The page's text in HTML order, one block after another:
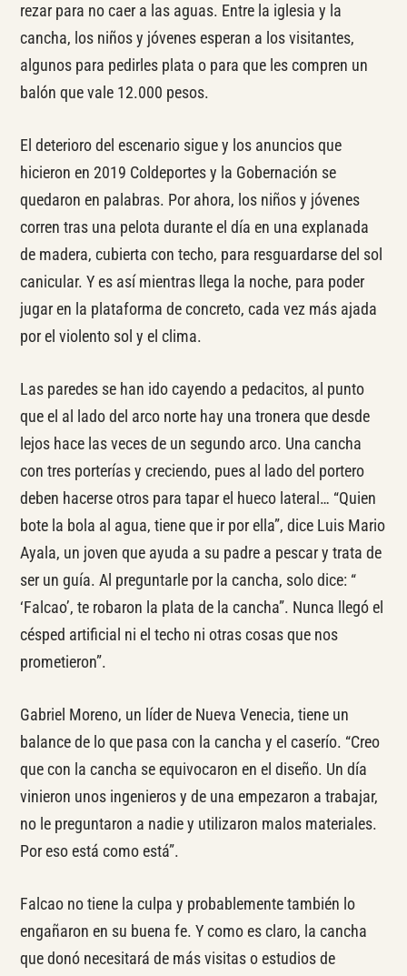
rezar para no caer a las aguas. Entre la iglesia y la
cancha, los niños y jóvenes esperan a los visitantes,
algunos para pedirles plata o para que les compren un
balón que vale 12.000 pesos.
El deterioro del escenario sigue y los anuncios que
hicieron en 2019 Coldeportes y la Gobernación se
quedaron en palabras. Por ahora, los niños y jóvenes
corren tras una pelota durante el día en una explanada
de madera, cubierta con techo, para resguardarse del sol
canicular. Y es así mientras llega la noche, para poder
jugar en la plataforma de concreto, cada vez más ajada
por el violento sol y el clima.
Las paredes se han ido cayendo a pedacitos, al punto
que el al lado del arco norte hay una tronera que desde
lejos hace las veces de un segundo arco. Una cancha
con tres porterías y creciendo, pues al lado del portero
deben hacerse otros para tapar el hueco lateral… “Quien
bote la bola al agua, tiene que ir por ella”, dice Luis Mario
Ayala, un joven que ayuda a su padre a pescar y trata de
ser un guía. Al preguntarle por la cancha, solo dice: “
‘Falcao’, te robaron la plata de la cancha”. Nunca llegó el
césped artificial ni el techo ni otras cosas que nos
prometieron”.
Gabriel Moreno, un líder de Nueva Venecia, tiene un
balance de lo que pasa con la cancha y el caserío. “Creo
que con la cancha se equivocaron en el diseño. Un día
vinieron unos ingenieros y de una empezaron a trabajar,
no le preguntaron a nadie y utilizaron malos materiales.
Por eso está como está”.
Falcao no tiene la culpa y probablemente también lo
engañaron en su buena fe. Y como es claro, la cancha
que donó necesitará de más visitas o estudios de